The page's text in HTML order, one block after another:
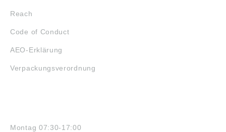
Reach
Code of Conduct
AEO-Erklärung
Verpackungsverordnung
Montag 07:30-17:00